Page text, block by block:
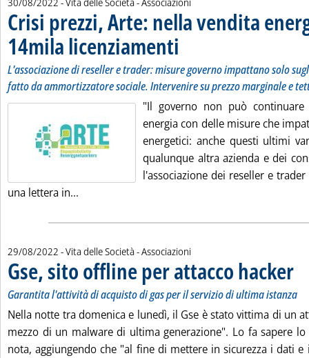
Crisi prezzi, Arte: nella vendita
14mila licenziamenti . Sottotitolo: L'associazione di
. Pubblicata martedì 30 agosto 2022
L'associazione di reseller e trader: misure governo impattano solo
fatto da ammortizzatore sociale. Intervenire su prezzo marginale e
"Il governo non può
energia con delle misure che
energetici: anche questi ultimi
qualunque altra azienda e dei
l'associazione dei reseller e
una lettera in...
29/08/2022 - Vita delle Società - Associazioni
Gse, sito offline per attacco hacker..
Garantita l'attività di acquisto di gas per il servizio di ultima istanza
Nella notte tra domenica e lunedì, il Gse è stato vittima di un
mezzo di un malware di ultima generazione". Lo fa sapere
nota, aggiungendo che "al fine di mettere in sicurezza i dati